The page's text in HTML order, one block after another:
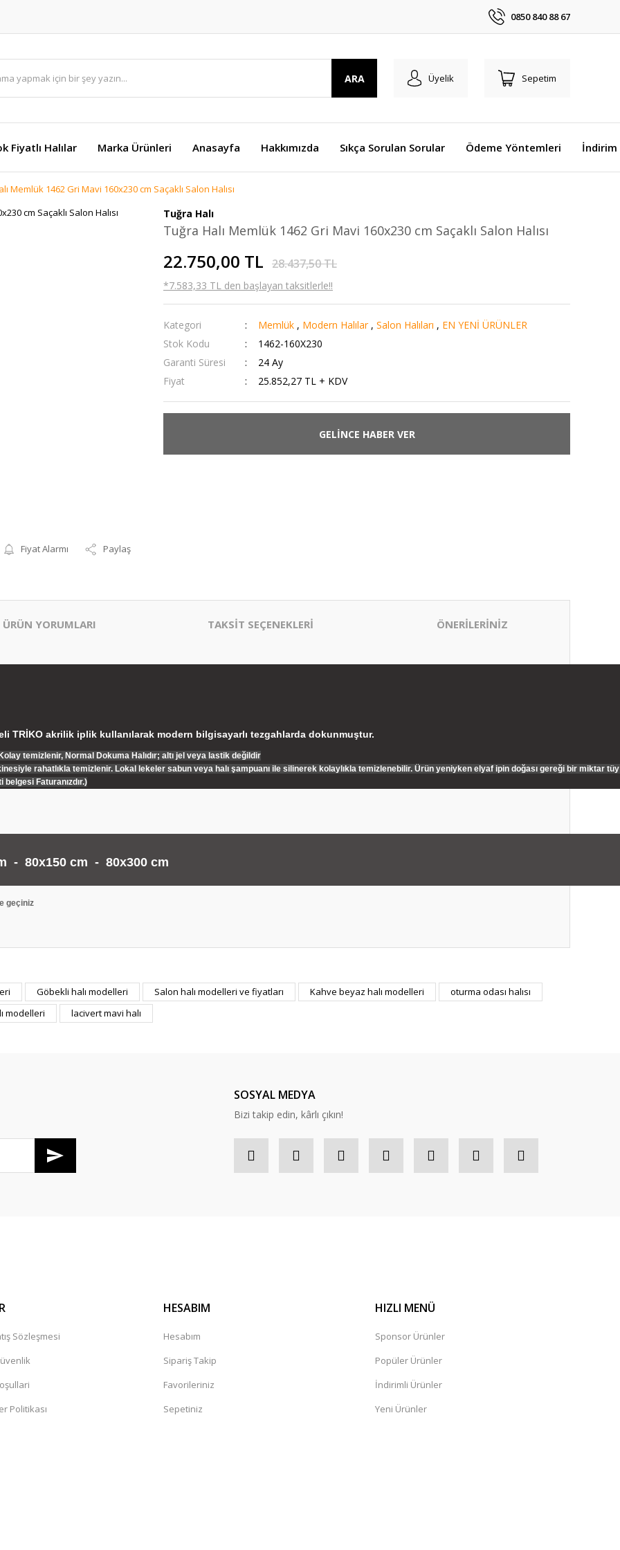
0850 840 88 67
ARA Üyelik Sepetim
Fiyatlı Halılar Marka Ürünleri Anasayfa Hakkımızda Sıkça Sorulan Sorular Ödeme Yöntemleri İndirim
Memlük 1462 Gri Mavi 160x230 cm Saçaklı Salon Halısı
Fiyat Alarmı Paylaş
Tuğra Halı
Tuğra Halı Memlük 1462 Gri Mavi 160x230 cm Saçaklı Salon Halısı
22.750,00 TL 28.437,50 TL
*7.583,33 TL den başlayan taksitlerle!!
Kategori Memlük , Modern Halılar , Salon Halıları , EN YENİ ÜRÜNLER
Stok Kodu
1462-160X230
Garanti Süresi
24 Ay
Fiyat
25.852,27 TL + KDV
GELİNCE HABER VER
ÜRÜN YORUMLARI TAKSİT SEÇENEKLERİ ÖNERİLERİNİZ
TRİKO akrilik iplik kullanılarak modern bilgisayarlı tezgahlarda dokunmuştur.
temizlenir, Normal Dokuma Halıdır; altı jel veya lastik değildir
rahatlıkla temizlenir. Lokal lekeler sabun veya halı şampuanı ile silinerek kolaylıkla temizlenebilir. Ürün yeniyken elyaf ipin doğası gereği bir miktar
belgesi Faturanızdır.)
- 80x150 cm - 80x300 cm
geçiniz
Bu ürüne ilk yorumu siz yapın!
Göbekli halı modelleri Salon halı modelleri ve fiyatları Kahve beyaz halı modelleri
oturma odası halısı
modelleri lacivert mavi halı
SOSYAL MEDYA
Bizi takip edin, kârlı çıkın!
Sözleşmesi
Politikası
HESABIM
Hesabım
Sipariş Takip
Favorileriniz
Sepetiniz
HIZLI MENÜ
Sponsor Ürünler
Popüler Ürünler
İndirimli Ürünler
Yeni Ürünler